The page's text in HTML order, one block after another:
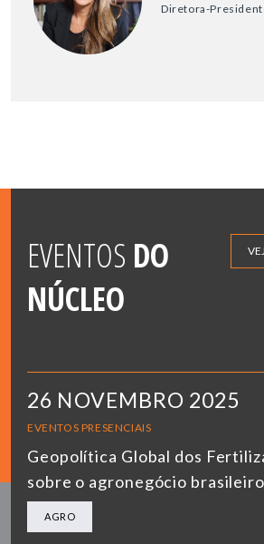
Diretora-
EVENTOS DO
NÚCLEO
26 NOVEMBRO 2025
EVENTOS PRESENCIAIS
Geopolítica Global dos
sobre o agronegócio brasileiro
AGRO